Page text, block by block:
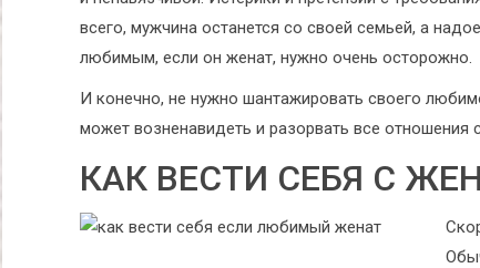
всего, мужчина останется со своей семьей, а
любимым, если он женат, нужно очень осторожно.
И конечно, не нужно шантажировать своего
может возненавидеть и разорвать все отношения
КАК ВЕСТИ СЕБЯ С